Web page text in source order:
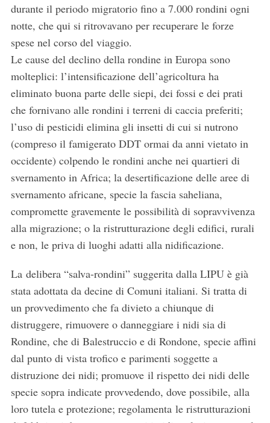
durante il periodo migratorio fino a 7.000 rondini ogni
notte, che qui si ritrovavano per recuperare le forze
spese nel corso del viaggio.
Le cause del declino della rondine in Europa sono
molteplici: l’intensificazione dell’agricoltura ha
eliminato buona parte delle siepi, dei fossi e dei prati
che fornivano alle rondini i terreni di caccia preferiti;
l’uso di pesticidi elimina gli insetti di cui si nutrono
(compreso il famigerato DDT ormai da anni vietato in
occidente) colpendo le rondini anche nei quartieri di
svernamento in Africa; la desertificazione delle aree di
svernamento africane, specie la fascia saheliana,
compromette gravemente le possibilità di sopravvivenza
alla migrazione; o la ristrutturazione degli edifici, rurali
e non, le priva di luoghi adatti alla nidificazione.
La delibera “salva-rondini” suggerita dalla LIPU è già
stata adottata da decine di Comuni italiani. Si tratta di
un provvedimento che fa divieto a chiunque di
distruggere, rimuovere o danneggiare i nidi sia di
Rondine, che di Balestruccio e di Rondone, specie affini
dal punto di vista trofico e parimenti soggette a
distruzione dei nidi; promuove il rispetto dei nidi delle
specie sopra indicate provvedendo, dove possibile, alla
loro tutela e protezione; regolamenta le ristrutturazioni
S
e
a